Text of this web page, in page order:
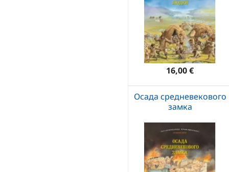
16,00 €
Осада средневекового
замка